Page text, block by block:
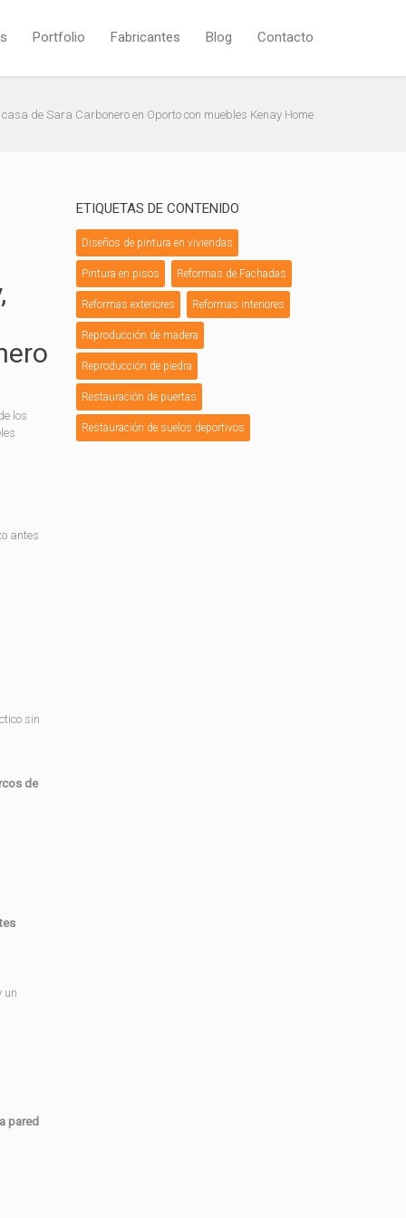
Portfolio Fabricantes Blog Contacto
de Sara Carbonero en Oporto con muebles Kenay Home
los
antes
sin
de
un
pared
ETIQUETAS DE CONTENIDO
Diseños de pintura en viviendas
Pintura en pisos Reformas de Fachadas
Reformas exteriores Reformas interiores
Reproducción de madera
Reproducción de piedra
Restauración de puertas
Restauración de suelos deportivos